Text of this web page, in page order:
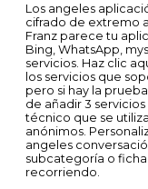
Los angeles
cifrado de extremo
Franz parece tu
Bing, WhatsApp,
servicios. Haz clic
los servicios que
pero si hay la
de añadir 3
técnico que se
anónimos.
angeles
subcategoría o
recorriendo.